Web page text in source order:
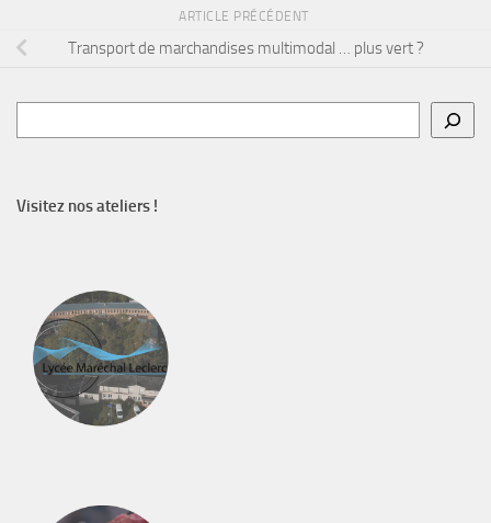
ARTICLE PRÉCÉDENT
Transport de marchandises multimodal … plus vert ?
Visitez nos ateliers !